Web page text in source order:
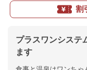
割
プラスワンシステ
ます